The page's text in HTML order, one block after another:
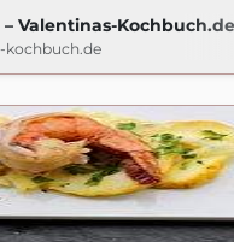
– Valentinas-
kochbuch.de